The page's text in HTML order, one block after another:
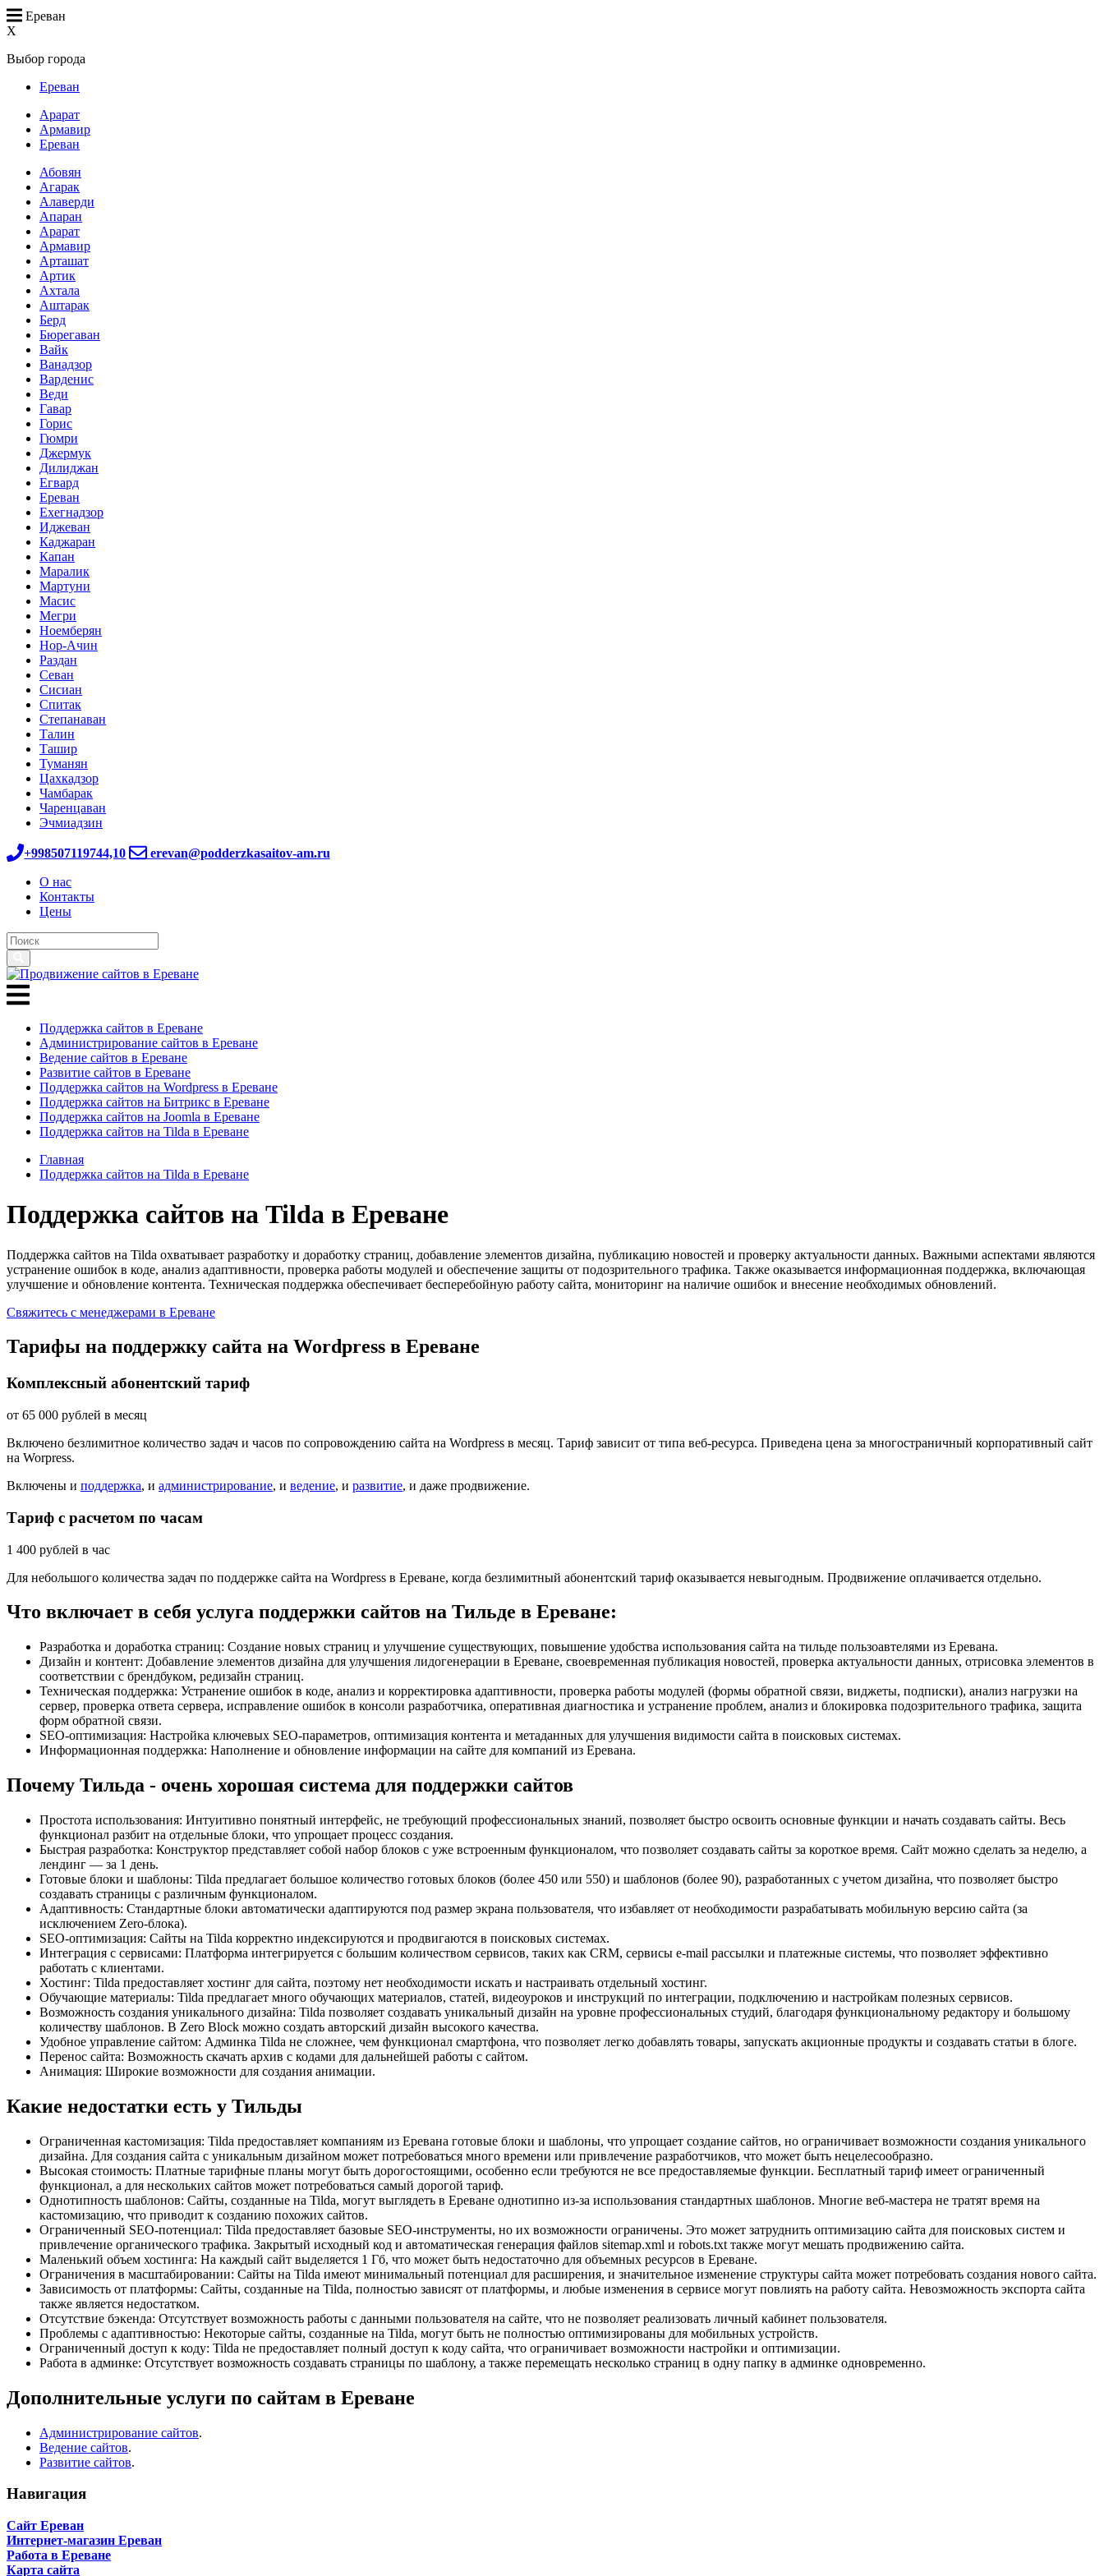
Ереван
X
Выбор города
Ереван
Арарат
Армавир
Ереван
Абовян
Агарак
Алаверди
Апаран
Арарат
Армавир
Арташат
Артик
Ахтала
Аштарак
Берд
Бюрегаван
Вайк
Ванадзор
Варденис
Веди
Гавар
Горис
Гюмри
Джермук
Дилиджан
Егвард
Ереван
Ехегнадзор
Иджеван
Каджаран
Капан
Маралик
Мартуни
Масис
Мегри
Ноемберян
Нор-Ачин
Раздан
Севан
Сисиан
Спитак
Степанаван
Талин
Ташир
Туманян
Цахкадзор
Чамбарак
Чаренцаван
Эчмиадзин
+998507119744,10 erevan@podderzkasaitov-am.ru
О нас
Контакты
Цены
Поддержка сайтов в Ереване
Администрирование сайтов в Ереване
Ведение сайтов в Ереване
Развитие сайтов в Ереване
Поддержка сайтов на Wordpress в Ереване
Поддержка сайтов на Битрикс в Ереване
Поддержка сайтов на Joomla в Ереване
Поддержка сайтов на Tilda в Ереване
Главная
Поддержка сайтов на Tilda в Ереване
Поддержка сайтов на Tilda в Ереване
Поддержка сайтов на Tilda охватывает разработку и доработку страниц, добавление элементов дизайна, публикацию новостей и проверку актуальности данных. Важными аспектами являются
устранение ошибок в коде, анализ адаптивности, проверка работы модулей и обеспечение защиты от подозрительного трафика. Также оказывается информационная поддержка, включающая
улучшение и обновление контента. Техническая поддержка обеспечивает бесперебойную работу сайта, мониторинг на наличие ошибок и внесение необходимых обновлений.
Свяжитесь с менеджерами в Ереване
Тарифы на поддержку сайта на Wordpress в Ереване
Комплексный абонентский тариф
от 65 000 рублей в месяц
Включено безлимитное количество задач и часов по сопровождению сайта на Wordpress в месяц. Тариф зависит от типа веб-ресурса. Приведена цена за многостраничный корпоративный сайт
на Worpress.
Включены и поддержка, и администрирование, и ведение, и развитие, и даже продвижение.
Тариф с расчетом по часам
1 400 рублей в час
Для небольшого количества задач по поддержке сайта на Wordpress в Ереване, когда безлимитный абонентский тариф оказывается невыгодным. Продвижение оплачивается отдельно.
Что включает в себя услуга поддержки сайтов на Тильде в Ереване:
Разработка и доработка страниц: Создание новых страниц и улучшение существующих, повышение удобства использования сайта на тильде пользоавтелями из Еревана.
Дизайн и контент: Добавление элементов дизайна для улучшения лидогенерации в Ереване, своевременная публикация новостей, проверка актуальности данных, отрисовка элементов в
соответствии с брендбуком, редизайн страниц.
Техническая поддержка: Устранение ошибок в коде, анализ и корректировка адаптивности, проверка работы модулей (формы обратной связи, виджеты, подписки), анализ нагрузки на
сервер, проверка ответа сервера, исправление ошибок в консоли разработчика, оперативная диагностика и устранение проблем, анализ и блокировка подозрительного трафика, защита
форм обратной связи.
SEO-оптимизация: Настройка ключевых SEO-параметров, оптимизация контента и метаданных для улучшения видимости сайта в поисковых системах.
Информационная поддержка: Наполнение и обновление информации на сайте для компаний из Еревана.
Почему Тильда - очень хорошая система для поддержки сайтов
Простота использования: Интуитивно понятный интерфейс, не требующий профессиональных знаний, позволяет быстро освоить основные функции и начать создавать сайты. Весь
функционал разбит на отдельные блоки, что упрощает процесс создания.
Быстрая разработка: Конструктор представляет собой набор блоков с уже встроенным функционалом, что позволяет создавать сайты за короткое время. Сайт можно сделать за неделю, а
лендинг — за 1 день.
Готовые блоки и шаблоны: Tilda предлагает большое количество готовых блоков (более 450 или 550) и шаблонов (более 90), разработанных с учетом дизайна, что позволяет быстро
создавать страницы с различным функционалом.
Адаптивность: Стандартные блоки автоматически адаптируются под размер экрана пользователя, что избавляет от необходимости разрабатывать мобильную версию сайта (за
исключением Zero-блока).
SEO-оптимизация: Сайты на Tilda корректно индексируются и продвигаются в поисковых системах.
Интеграция с сервисами: Платформа интегрируется с большим количеством сервисов, таких как CRM, сервисы e-mail рассылки и платежные системы, что позволяет эффективно
работать с клиентами.
Хостинг: Tilda предоставляет хостинг для сайта, поэтому нет необходимости искать и настраивать отдельный хостинг.
Обучающие материалы: Tilda предлагает много обучающих материалов, статей, видеоуроков и инструкций по интеграции, подключению и настройкам полезных сервисов.
Возможность создания уникального дизайна: Tilda позволяет создавать уникальный дизайн на уровне профессиональных студий, благодаря функциональному редактору и большому
количеству шаблонов. В Zero Block можно создать авторский дизайн высокого качества.
Удобное управление сайтом: Админка Tilda не сложнее, чем функционал смартфона, что позволяет легко добавлять товары, запускать акционные продукты и создавать статьи в блоге.
Перенос сайта: Возможность скачать архив с кодами для дальнейшей работы с сайтом.
Анимация: Широкие возможности для создания анимации.
Какие недостатки есть у Тильды
Ограниченная кастомизация: Tilda предоставляет компаниям из Еревана готовые блоки и шаблоны, что упрощает создание сайтов, но ограничивает возможности создания уникального
дизайна. Для создания сайта с уникальным дизайном может потребоваться много времени или привлечение разработчиков, что может быть нецелесообразно.
Высокая стоимость: Платные тарифные планы могут быть дорогостоящими, особенно если требуются не все предоставляемые функции. Бесплатный тариф имеет ограниченный
функционал, а для нескольких сайтов может потребоваться самый дорогой тариф.
Однотипность шаблонов: Сайты, созданные на Tilda, могут выглядеть в Ереване однотипно из-за использования стандартных шаблонов. Многие веб-мастера не тратят время на
кастомизацию, что приводит к созданию похожих сайтов.
Ограниченный SEO-потенциал: Tilda предоставляет базовые SEO-инструменты, но их возможности ограничены. Это может затруднить оптимизацию сайта для поисковых систем и
привлечение органического трафика. Закрытый исходный код и автоматическая генерация файлов sitemap.xml и robots.txt также могут мешать продвижению сайта.
Маленький объем хостинга: На каждый сайт выделяется 1 Гб, что может быть недостаточно для объемных ресурсов в Ереване.
Ограничения в масштабировании: Сайты на Tilda имеют минимальный потенциал для расширения, и значительное изменение структуры сайта может потребовать создания нового сайта.
Зависимость от платформы: Сайты, созданные на Tilda, полностью зависят от платформы, и любые изменения в сервисе могут повлиять на работу сайта. Невозможность экспорта сайта
также является недостатком.
Отсутствие бэкенда: Отсутствует возможность работы с данными пользователя на сайте, что не позволяет реализовать личный кабинет пользователя.
Проблемы с адаптивностью: Некоторые сайты, созданные на Tilda, могут быть не полностью оптимизированы для мобильных устройств.
Ограниченный доступ к коду: Tilda не предоставляет полный доступ к коду сайта, что ограничивает возможности настройки и оптимизации.
Работа в админке: Отсутствует возможность создавать страницы по шаблону, а также перемещать несколько страниц в одну папку в админке одновременно.
Дополнительные услуги по сайтам в Ереване
Администрирование сайтов.
Ведение сайтов.
Развитие сайтов.
Навигация
Сайт Ереван
Интернет-магазин Ереван
Работа в Ереване
Карта сайта